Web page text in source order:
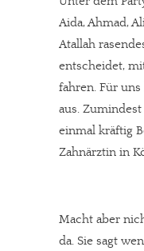
Aida, Ahmad,
Atallah
entscheidet,
fahren. Für
aus.
einmal kräftig
Zahnärztin in
Macht aber
da. Sie sagt